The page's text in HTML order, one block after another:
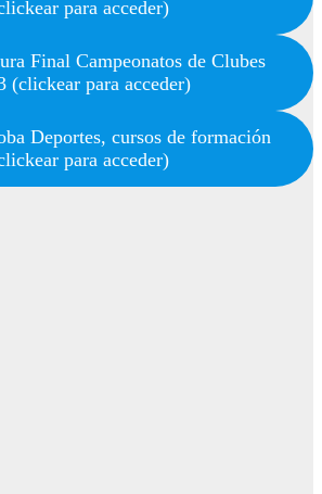
para acceder)
Final Campeonatos de Clubes
(clickear para acceder)
Deportes, cursos de formación
para acceder)